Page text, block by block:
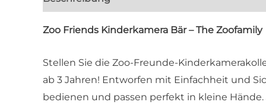
Zoo Friends Kinderkamera Bär – The Zoofamily
Stellen Sie die Zoo-Freunde-
ab 3 Jahren! Entworfen mit Einfachheit und
bedienen und passen perfekt in kleine